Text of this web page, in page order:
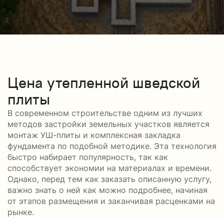
Цена утепленной шведской
плиты
В современном строительстве одним из лучших
методов застройки земельных участков является
монтаж УШ-плиты и комплексная закладка
фундамента по подобной методике. Эта технология
быстро набирает популярность, так как
способствует экономии на материалах и времени.
Однако, перед тем как заказать описанную услугу,
важно знать о ней как можно подробнее, начиная
от этапов размещения и заканчивая расценками на
рынке.